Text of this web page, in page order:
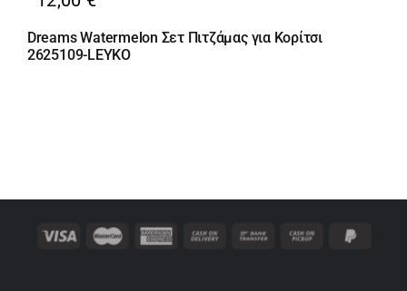
Dreams Watermelon Σετ Πιτζάμας για Κορίτσι
2625109-LEYKO